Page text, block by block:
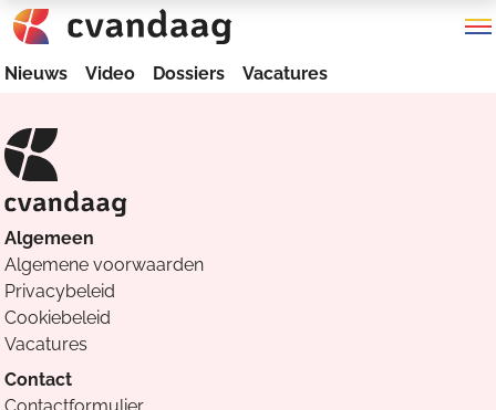
Nieuws Video Dossiers Vacatures
Algemeen
Algemene voorwaarden
Privacybeleid
Cookiebeleid
Vacatures
Contact